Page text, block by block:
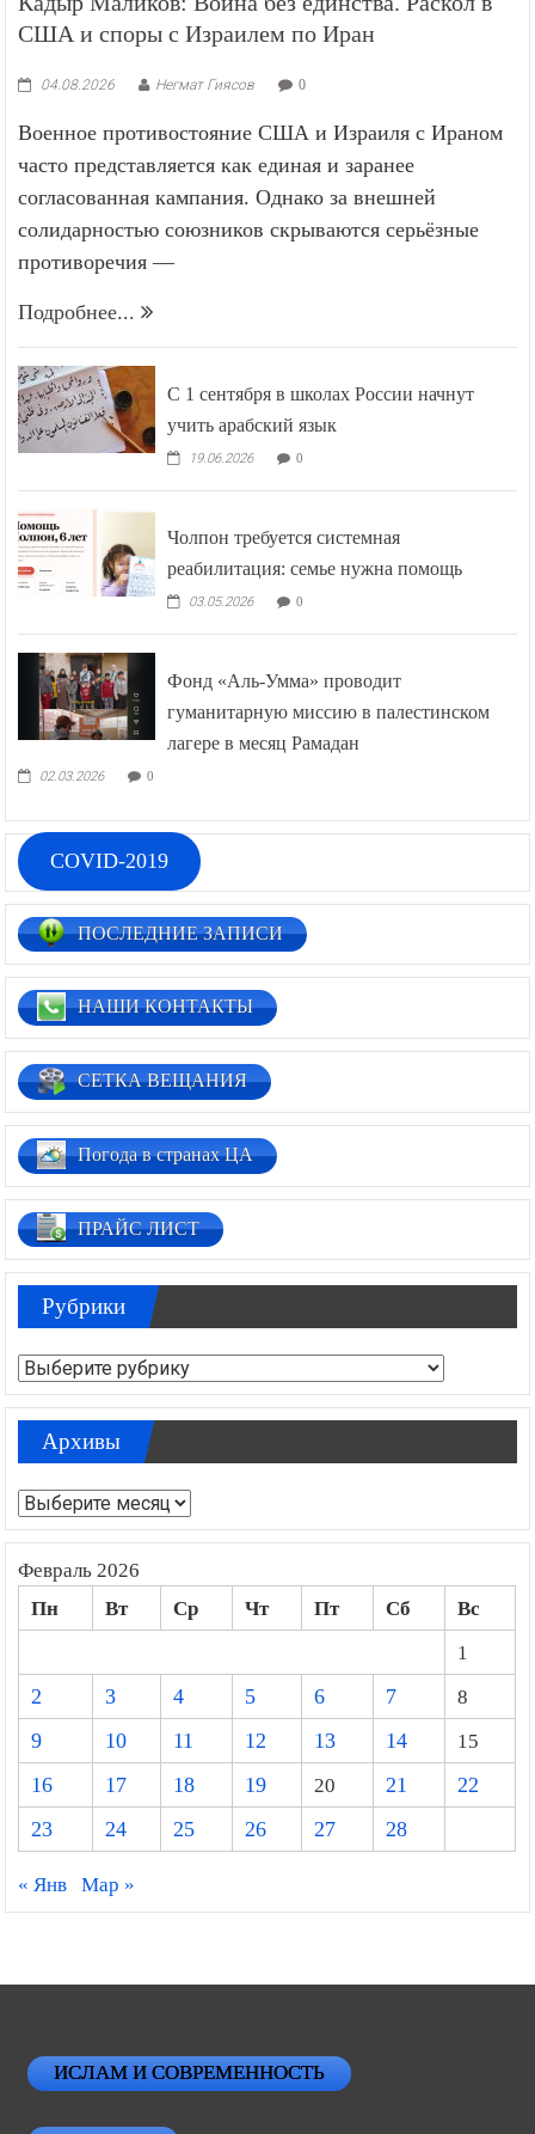
США и споры с Израилем по Иран
04.08.2026 Негмат Гиясов 0
Военное противостояние США и Израиля с Ираном
часто представляется как единая и заранее
согласованная кампания. Однако за внешней
солидарностью союзников скрываются серьёзные
противоречия —
Подробнее...
С 1 сентября в школах России начнут
учить арабский язык
19.06.2026 0
Чолпон требуется системная
реабилитация: семье нужна помощь
03.05.2026 0
Фонд «Аль-Умма» проводит
гуманитарную миссию в палестинском
лагере в месяц Рамадан
02.03.2026 0
COVID-2019
ПОСЛЕДНИЕ ЗАПИСИ
НАШИ КОНТАКТЫ
СЕТКА ВЕЩАНИЯ
Погода в странах ЦА
ПРАЙС ЛИСТ
Рубрики
Рубрики
Архивы
Архивы
Февраль 2026
Пн Вт Ср Чт Пт Сб
Вс
1
2
3 4 5 6 7
8
9
10 11 12 13 14
15
16
17 18 19 20 21
22
23
24 25 26 27 28
« Янв Мар »
ИСЛАМ И СОВРЕМЕННОСТЬ